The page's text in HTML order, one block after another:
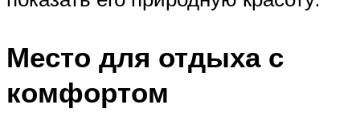
Место для отдыха с
комфортом